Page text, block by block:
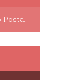
Postal